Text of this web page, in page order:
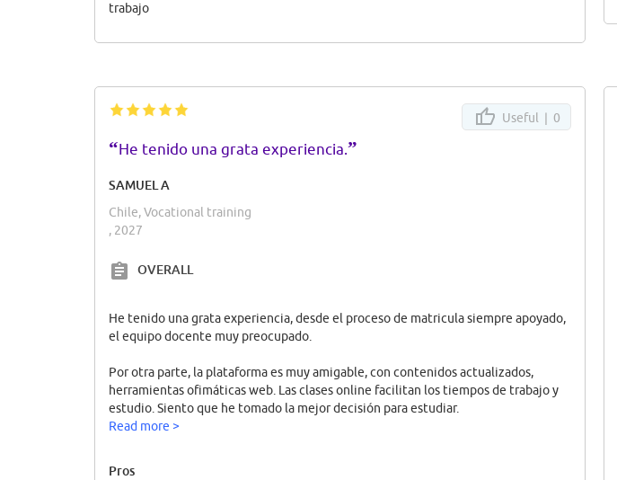
trabajo
Useful | 0
“He tenido una grata experiencia.”
SAMUEL A
Chile, Vocational training
, 2027
OVERALL
He tenido una grata experiencia, desde el proceso de matricula siempre apoyado,
el equipo docente muy preocupado.
Por otra parte, la plataforma es muy amigable, con contenidos actualizados,
herramientas ofimáticas web. Las clases online facilitan los tiempos de trabajo y
estudio. Siento que he tomado la mejor decisión para estudiar.
Read more >
Pros